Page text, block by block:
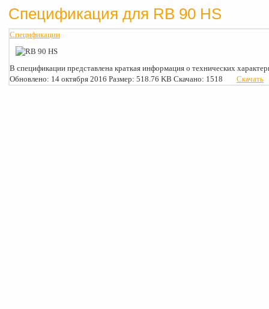
Спецификация для RB 90 HS
Спецификации
В спецификации представлена краткая информация о технических
Обновлено: 14 октября 2016 Размер: 518.76 KB Скачано: 1518 Скачать